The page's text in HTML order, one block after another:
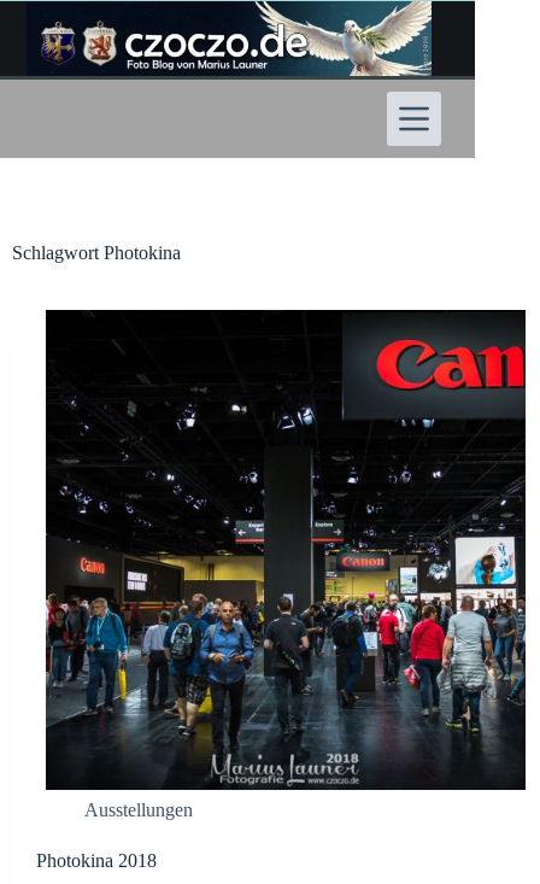
Inhalt
springen
Schlagwort Photokina
Ausstellungen
Photokina 2018